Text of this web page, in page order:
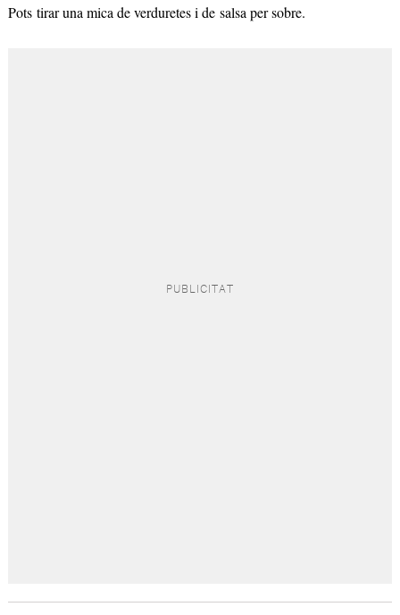
Pots tirar una mica de verduretes i de salsa per sobre.